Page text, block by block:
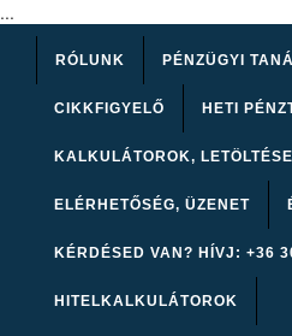
...
RÓLUNK PÉNZÜGYI
CIKKFIGYELŐ HETI
KALKULÁTOROK,
ELÉRHETŐSÉG, ÜZENET
KÉRDÉSED VAN? HÍVJ: +36
HITELKALKULÁTOROK